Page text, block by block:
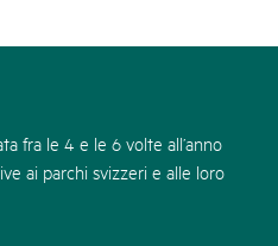
fra le 4 e le 6 volte all’anno
ai parchi svizzeri e alle loro